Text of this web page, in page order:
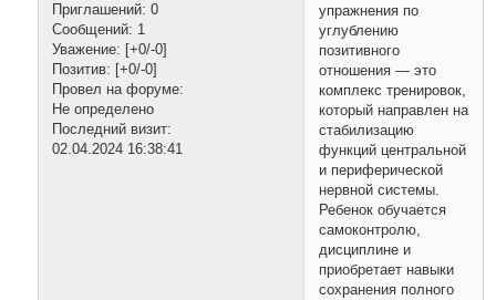
Приглашений: 0
Сообщений: 1
Уважение: [+0/-0]
Позитив: [+0/-0]
Провел на форуме:
Не определено
Последний визит:
02.04.2024 16:38:41
упражнения по
углублению
позитивного
отношения — это
комплекс тренировок,
который направлен на
стабилизацию
функций центральной
и периферической
нервной системы.
Ребенок обучается
самоконтролю,
дисциплине и
приобретает навыки
сохранения полного